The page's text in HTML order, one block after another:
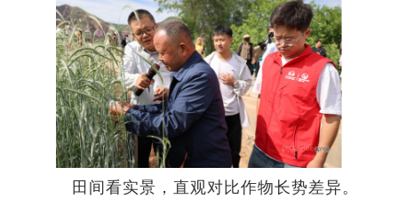
田间看实景，直观对比作物长势差异。